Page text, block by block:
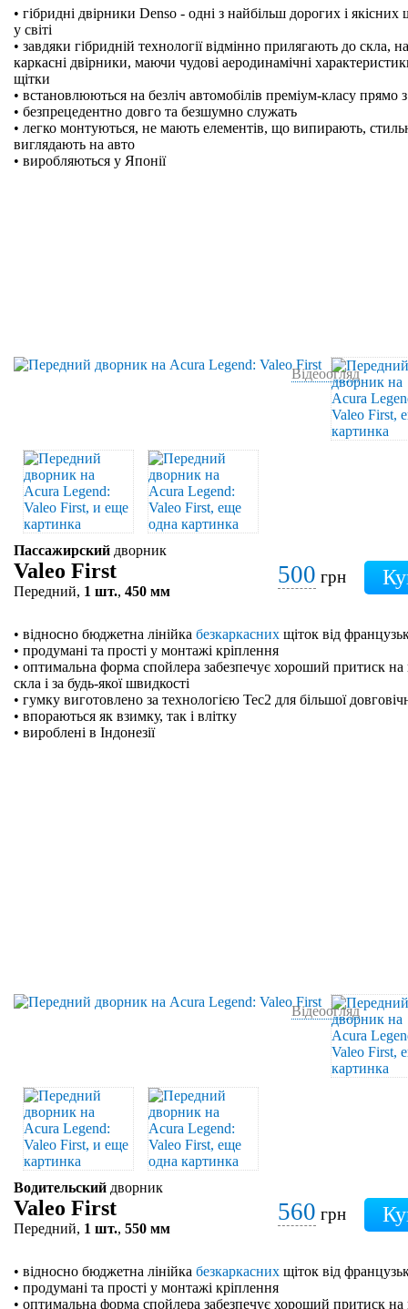
• гібридні двірники Denso - одні з найбільш дорогих і
у світі
• завдяки гібридній технології відмінно прилягають до скла,
каркасні двірники, маючи чудові аеродинамічні
щітки
• встановлюються на безліч автомобілів преміум-класу прямо
• безпрецедентно довго та безшумно служать
• легко монтуються, не мають елементів, що випирають,
виглядають на авто
• виробляються у Японії
Відеоогляд
Пассажирский дворник
Valeo First
Передний, 1 шт., 450 мм
500 грн
• відносно бюджетна лінійка безкаркасних щіток від
• продумані та прості у монтажі кріплення
• оптимальна форма спойлера забезпечує хороший притиск на
скла і за будь-якої швидкості
• гумку виготовлено за технологією Tec2 для більшої
• впораються як взимку, так і влітку
• вироблені в Індонезії
Відеоогляд
Водительский дворник
Valeo First
Передний, 1 шт., 550 мм
560 грн
• відносно бюджетна лінійка безкаркасних щіток від
• продумані та прості у монтажі кріплення
• оптимальна форма спойлера забезпечує хороший притиск на